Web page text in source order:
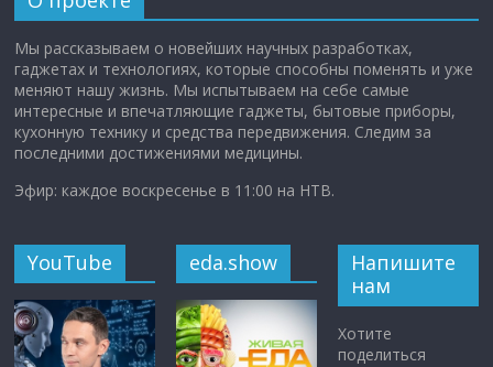
Мы рассказываем о новейших научных разработках,
гаджетах и технологиях, которые способны поменять и уже
меняют нашу жизнь. Мы испытываем на себе самые
интересные и впечатляющие гаджеты, бытовые приборы,
кухонную технику и средства передвижения. Следим за
последними достижениями медицины.
Эфир: каждое воскресенье в 11:00 на НТВ.
YouTube eda.show
Напишите
нам
Хотите
поделиться